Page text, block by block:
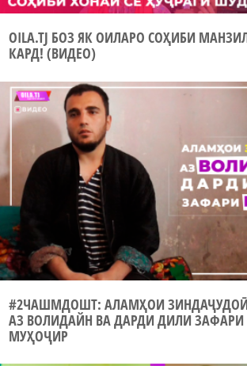
ОILA.TJ БОЗ ЯК ОИЛАРО СОҲИБИ
КАРД! (ВИДЕО)
#2ЧАШМДОШТ: АЛАМҲОИ ЗИНДАҶУДОӢ
АЗ ВОЛИДАЙН ВА ДАРДИ ДИЛИ ЗАФАРИ
МУҲОҶИР